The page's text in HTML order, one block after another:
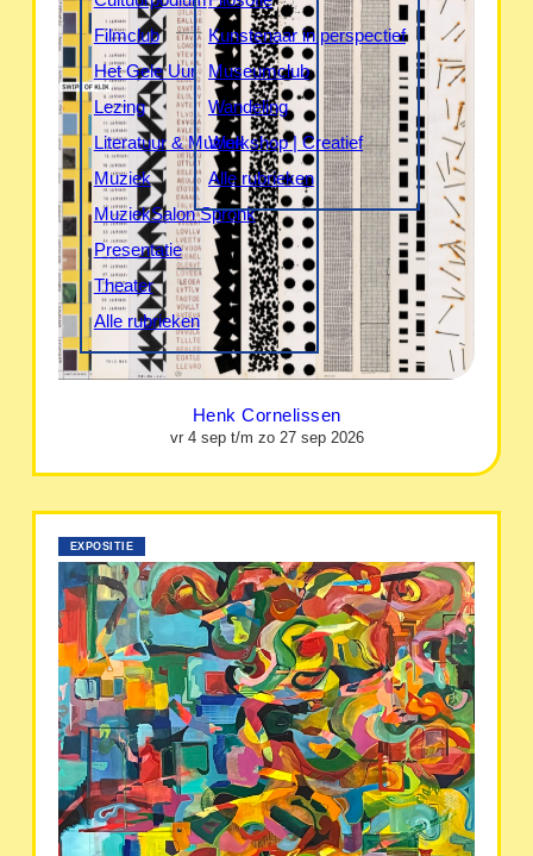
Filmclub
Het Gele Uur
Lezing
Literatuur & Muziek
Muziek
MuziekSalon Spronk
Presentatie
Theater
Alle rubrieken
Kunstenaar in perspectief
Museumclub
Wandeling
Workshop | Creatief
Alle rubrieken
Henk Cornelissen
vr 4 sep t/m zo 27 sep 2026
EXPOSITIE